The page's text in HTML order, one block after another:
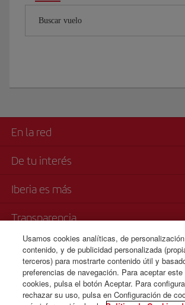
Buscar vuelo
En la red
De tu interés
Iberia es más
Transparencia
Venta telefónica
+33 0 170 911 465
Lunes a domingo 09:00 - 20:00 horas (francés).
00:00 - 24:00 horas (español e inglés).
Usamos cookies analíticas, de
contenido, y de publicidad personalizada
terceros) para mostrarte contenido útil y
preferencias de navegación. Para aceptar
cookies, pulsa el botón Aceptar. Para
rechazar su uso, pulsa en Configuración de